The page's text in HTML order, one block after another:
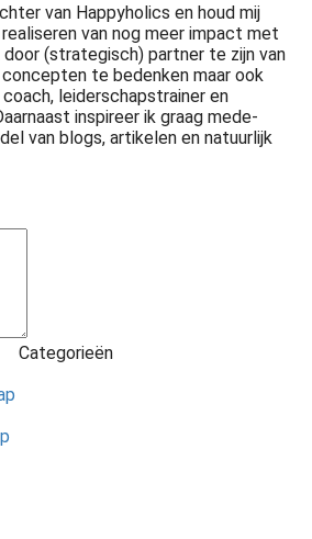
van Happyholics en houd mij
van nog meer impact met
(strategisch) partner te zijn van
te bedenken maar ook
leiderschapstrainer en
inspireer ik graag mede-
van blogs, artikelen en natuurlijk
Categorieën